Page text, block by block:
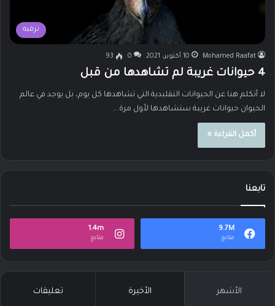
ترفيه
Mohamed Raafat 10 أكتوبر، 2021 0
93
4 حيوانات غريبة لم تشاهدها من قبل
لا أتكلم هنا عن الحيوانات التقليدية التي تشاهدها كل يوم، بل يوجد في عالم
الحيوان حيوانات غريبة ستشاهدها لأول مرة.…
أكمل القراءة »
تابعنا
9.7M
متابع
1.4m
متابع
الأشهر الأخيرة تعليقات